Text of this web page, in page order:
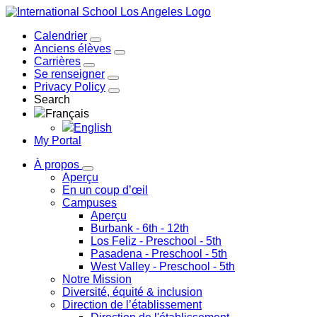
Calendrier
Anciens élèves
Carrières
Se renseigner
Privacy Policy
Search
Français
English
My Portal
À propos
Aperçu
En un coup d’œil
Campuses
Aperçu
Burbank - 6th - 12th
Los Feliz - Preschool - 5th
Pasadena - Preschool - 5th
West Valley - Preschool - 5th
Notre Mission
Diversité, équité & inclusion
Direction de l’établissement